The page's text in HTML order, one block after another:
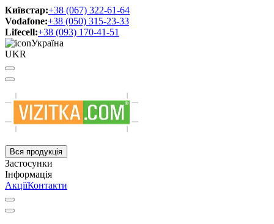
Київстар:+38 (067) 322-61-64
Vodafone:+38 (050) 315-23-33
Lifecell:+38 (093) 170-41-51
Україна
UKR
Вся продукція
Застосунки
Інформація
АкціїКонтакти